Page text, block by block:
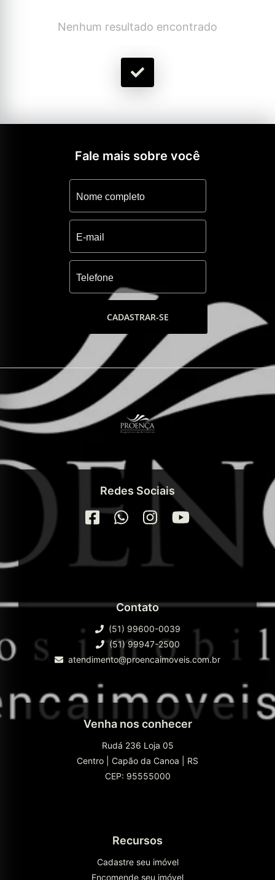
Nenhum resultado encontrado
Fale mais sobre você
CADASTRAR-SE
Redes Sociais
Contato
(51) 99600-0039
(51) 99947-2500
atendimento@proencaimoveis.com.br
Venha nos conhecer
Rudá 236 Loja 05
Centro
Capão da Canoa
RS
CEP: 95555000
Recursos
Cadastre seu imóvel
Encomende seu imóvel